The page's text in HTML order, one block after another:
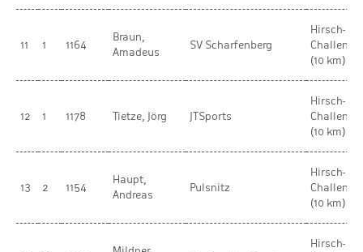
11 1 1164
Braun,
Amadeus
SV Scharfenberg
Hirsch-
Challenge
(10 km)
12 1 1178 Tietze, Jörg JTSports
Hirsch-
Challenge
(10 km)
13 2 1154
Haupt,
Andreas
Pulsnitz
Hirsch-
Challenge
(10 km)
Hirsch-